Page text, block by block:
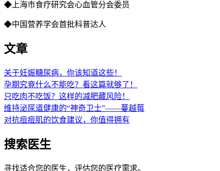
◆上海市食疗研究会心血管分会委员
◆中国营养学会首批科普达人
文章
关于妊娠糖尿病，你该知道这些！
孕期究竟什么不能吃？看这篇就够了！
只吃肉不吃饭？这样的减肥藏风险！
维持泌尿道健康的“神奇卫士”——蔓越莓
对抗痘痘肌的饮食建议，你值得拥有
搜索医生
寻找适合您的医生，评估您的医疗需求。